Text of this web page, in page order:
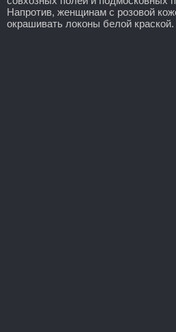
Напротив, женщинам с розовой
окрашивать локоны белой краской.